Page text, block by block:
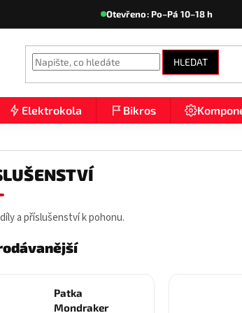
Otevřeno: Po–Pá 10–18 h
HLEDAT
Elektrokola Bikros
a příslušenství k pohonu.
Patka
Mondraker